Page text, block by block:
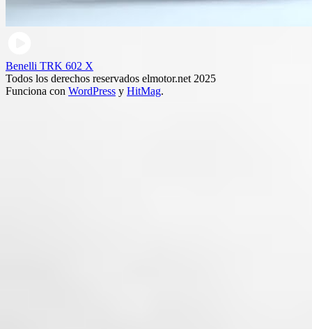
Benelli TRK 602 X
Todos los derechos reservados elmotor.net 2025
Funciona con WordPress y HitMag.